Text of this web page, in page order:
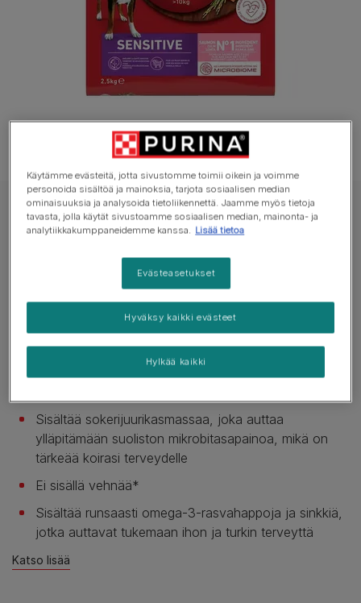
PURINA ONE Koiran Kuivaruoka
PURINA ONE® Medium/Maxi Dog Sensitive
runsaasti Lohta
Ei vielä ääniä
Saatavilla pakkauksissa: 2,5kg
Sisältää runsaasti E- ja C-vitamiineja, jotka tukevat
Sisältää sokerijuurikasmassaa, joka auttaa
ylläpitämään suoliston mikrobitasapainoa, mikä on
tärkeää koirasi terveydelle
Ei sisällä vehnää*
Sisältää runsaasti omega-3-rasvahappoja ja sinkkiä,
jotka auttavat tukemaan ihon ja turkin terveyttä
Katso lisää
Käytämme evästeitä, jotta sivustomme toimii oikein ja voimme
personoida sisältöä ja mainoksia, tarjota sosiaalisen median
ominaisuuksia ja analysoida tietoliikennettä. Jaamme myös tietoja
tavasta, jolla käytät sivustoamme sosiaalisen median, mainonta- ja
analytiikkakumppaneidemme kanssa. Lisää tietoa
Evästeasetukset
Hylkää kaikki
Hyväksy kaikki evästeet